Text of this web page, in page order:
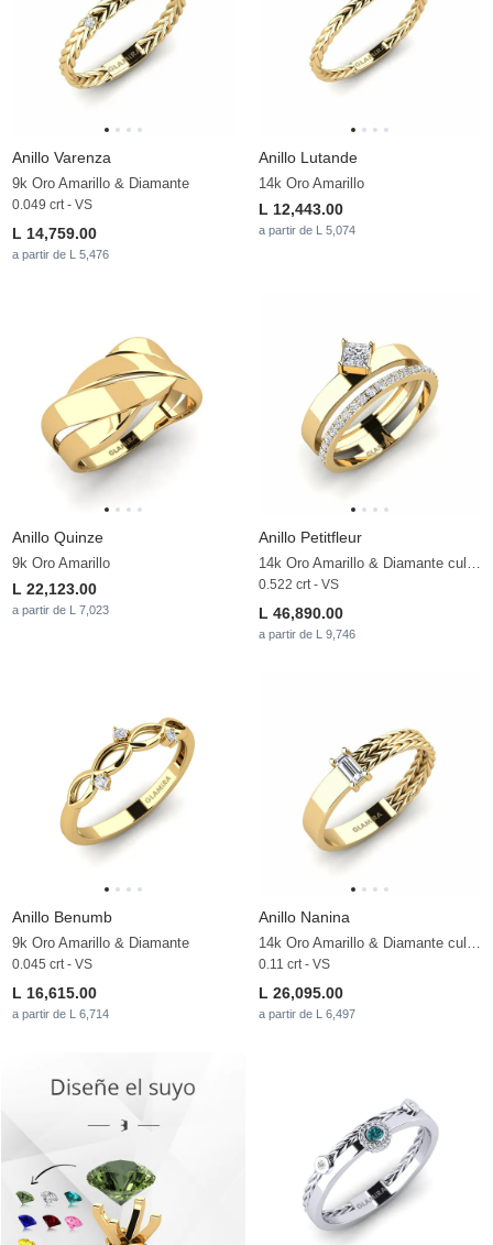
Anillo Varenza
9k Oro Amarillo & Diamante
0.049 crt - VS
L 14,759.00
a partir de L 5,476
Anillo Lutande
14k Oro Amarillo
L 12,443.00
a partir de L 5,074
Anillo Quinze
9k Oro Amarillo
L 22,123.00
a partir de L 7,023
Anillo Petitfleur
14k Oro Amarillo & Diamante cultivado en laboratorio
0.522 crt - VS
L 46,890.00
a partir de L 9,746
Anillo Benumb
9k Oro Amarillo & Diamante
0.045 crt - VS
L 16,615.00
a partir de L 6,714
Anillo Nanina
14k Oro Amarillo & Diamante cultivado en laboratorio
0.11 crt - VS
L 26,095.00
a partir de L 6,497